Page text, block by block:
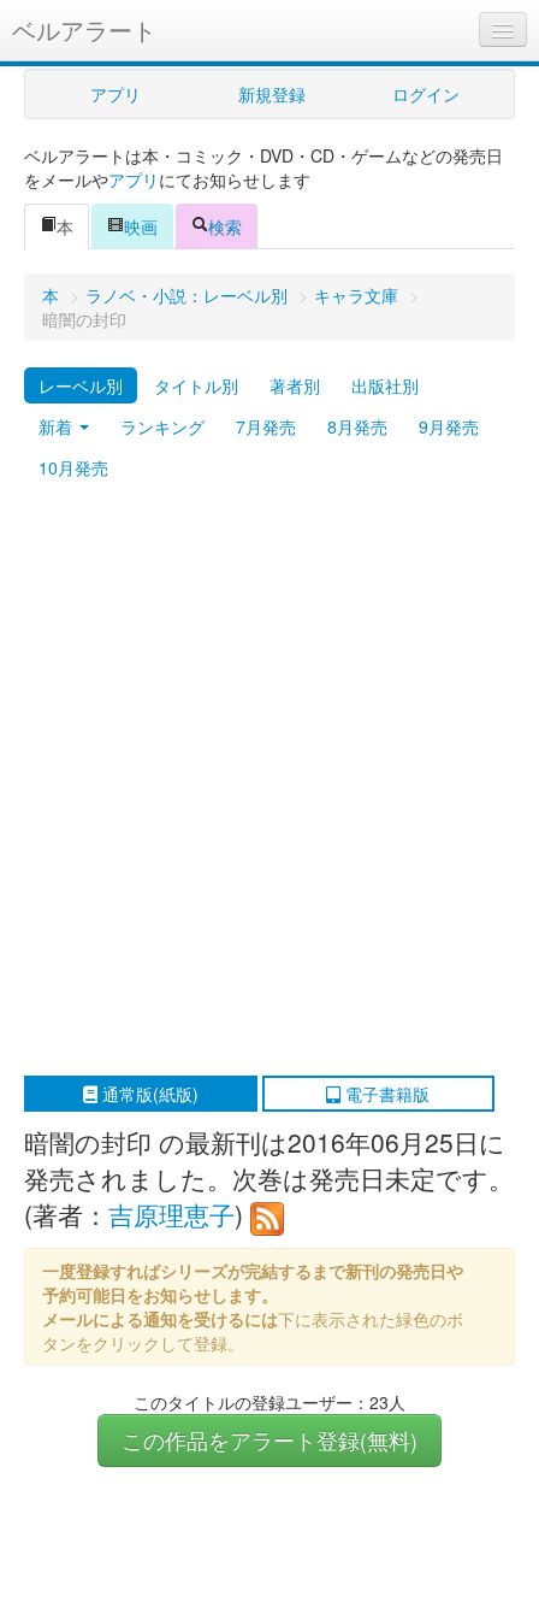
ベルアラート
ベルアラートとは
ヘルプ
新規登録
ログイン
購入管理
Myシェルフ
プレミアム
アプリ 新規登録 ログイン
ベルアラートは本・コミック・DVD・CD・ゲームなどの発売日
をメールやアプリ にてお知らせします
本
映画 検索
本 > ラノベ・小説：レーベル別 > キャラ文庫 >
暗闇の封印
レーベル別 タイトル別 著者別
出版社別
新着
ランキング 7月発売 8月発売
9月発売
10月発売
通常版(紙版) 電子書籍版
暗闇の封印 の最新刊は2016年06月25日に
発売されました。次巻は発売日未定です。
(著者： 吉原理恵子)
一度登録すればシリーズが完結するまで新刊の発売日や
予約可能日をお知らせします。
メールによる通知を受けるには下に表示された緑色のボ
タンをクリックして登録。
このタイトルの登録ユーザー：23人
この作品をアラート登録(無料)